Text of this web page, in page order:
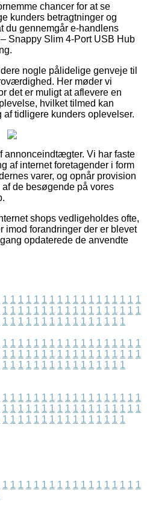
chancer for at se
kunders betragtninger og
du gennemgår e-handlens
Snappy Slim 4-Port USB Hub
nogle pålidelige genveje til
Her møder vi
det er muligt at aflevere en
hvilket tilmed kan
tidligere kunders oplevelser.
annonceindtægter. Vi har faste
af internet foretagender i form
varer, og opnår provision
de besøgende på vores
shops vedligeholdes ofte,
imod forandringer der er blevet
opdaterede de anvendte
1 1 1 1 1 1 1 1 1 1 1 1 1 1 1 1 1 1
1 1 1 1 1 1 1 1 1 1 1 1 1 1 1 1 1 1
1 1 1 1 1 1 1 1 1 1 1 1 1 1 1 1
1 1 1 1 1 1 1 1 1 1 1 1 1 1 1 1 1 1
1 1 1 1 1 1 1 1 1 1 1 1 1 1 1 1 1 1
1 1 1 1 1 1 1 1 1 1 1 1 1 1 1 1
1 1 1 1 1 1 1 1 1 1 1 1 1 1 1 1 1 1
1 1 1 1 1 1 1 1 1 1 1 1 1 1 1 1 1 1
1 1 1 1 1 1 1 1 1 1 1 1 1 1 1 1
1 1 1 1 1 1 1 1 1 1 1 1 1 1 1 1 1 1